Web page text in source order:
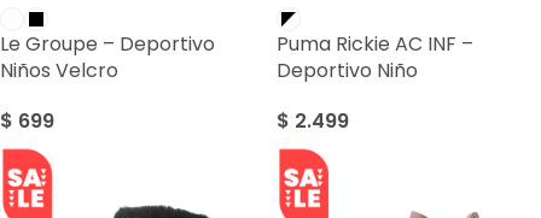
Le Groupe – Deportivo
Niños Velcro
$ 699
Puma Rickie AC INF –
Deportivo Niño
$ 2.499